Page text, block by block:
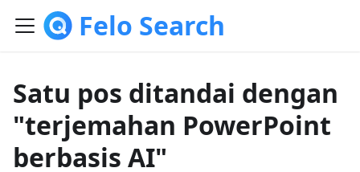
Felo Search
Satu pos ditandai dengan
"terjemahan PowerPoint
berbasis AI"